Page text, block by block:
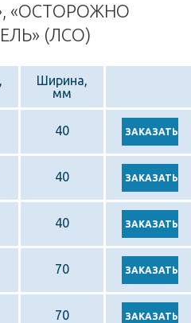
«ОСТОРОЖНО
(ЛСО)
Ширина,
мм
40
40
40
70
70